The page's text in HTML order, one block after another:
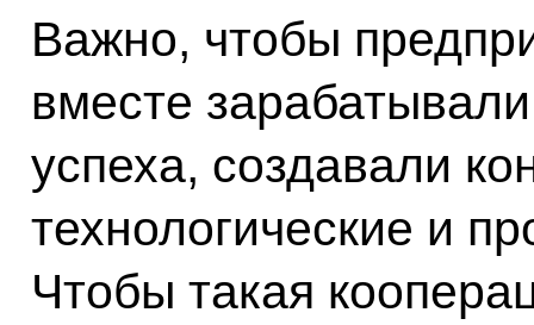
Важно, чтобы
вместе
успеха, создавали
технологические и
Чтобы такая